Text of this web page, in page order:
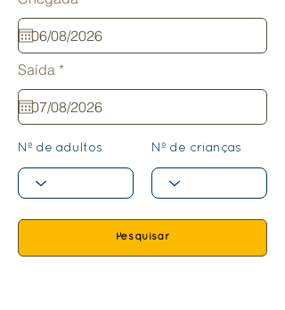
q
u
i
d
Saída *r
q
u
i
e
d
Nº de adultos Nº de crianças
Pesquisar